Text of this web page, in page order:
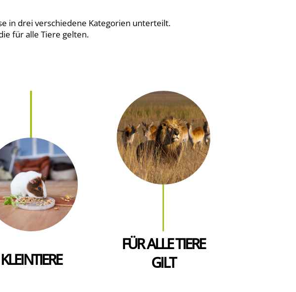
in drei verschiedene Kategorien unterteilt.
für alle Tiere gelten.
KLEINTIERE
FÜR ALLE TIERE
GILT